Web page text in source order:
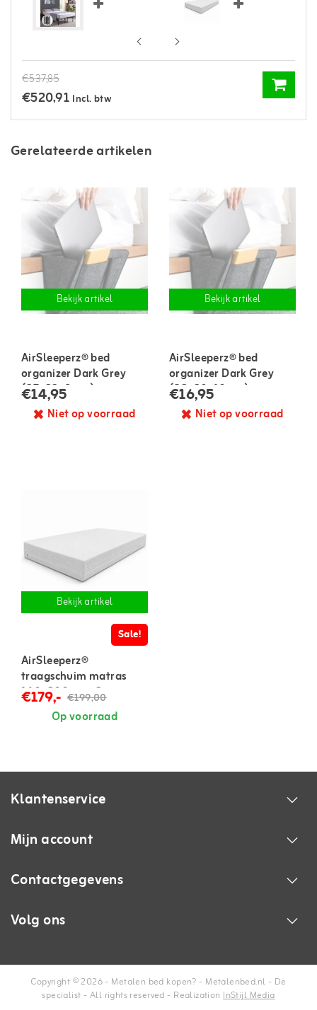
€537,85
€520,91 Incl. btw
Gerelateerde artikelen
Bekijk artikel
AirSleeperz® bed
organizer Dark Grey
(27x22x8 cm)
€14,95
Niet op voorraad
Bekijk artikel
AirSleeperz® bed
organizer Dark Grey
(32x20x10 cm)
€16,95
Niet op voorraad
Bekijk artikel
Sale!
AirSleeperz®
traagschuim matras
140x200 cm - 2
persoons
€179,- €199,00
Op voorraad
Klantenservice
Mijn account
Contactgegevens
Volg ons
Copyright © 2026 - Metalen bed kopen? - Metalenbed.nl - De
specialist - All rights reserved - RealizationInStijl Media